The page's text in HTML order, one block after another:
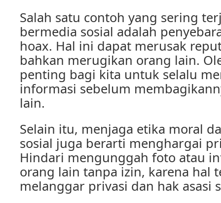
Salah satu contoh yang sering
bermedia sosial adalah
hoax. Hal ini dapat merusak
bahkan merugikan orang lain.
penting bagi kita untuk selalu
informasi sebelum
lain.
Selain itu, menjaga etika moral
sosial juga berarti menghargai
Hindari mengunggah foto atau
orang lain tanpa izin, karena hal
melanggar privasi dan hak asasi